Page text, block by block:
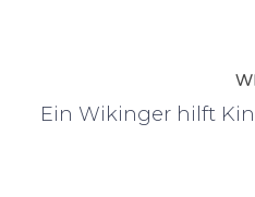
Ein Wikinger hilft